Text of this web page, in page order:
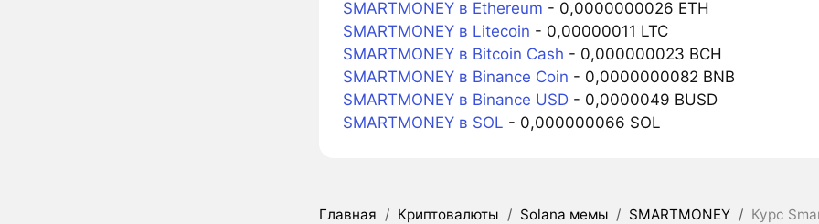
SMARTMONEY в Ethereum - 0,0000000026 ETH
SMARTMONEY в Litecoin - 0,00000011 LTC
SMARTMONEY в Bitcoin Cash - 0,000000023 BCH
SMARTMONEY в Binance Coin - 0,0000000082 BNB
SMARTMONEY в Binance USD- 0,0000049 BUSD
SMARTMONEY в SOL - 0,000000066 SOL
Главная / Криптовалюты / Solana мемы / SMARTMONEY / Курс